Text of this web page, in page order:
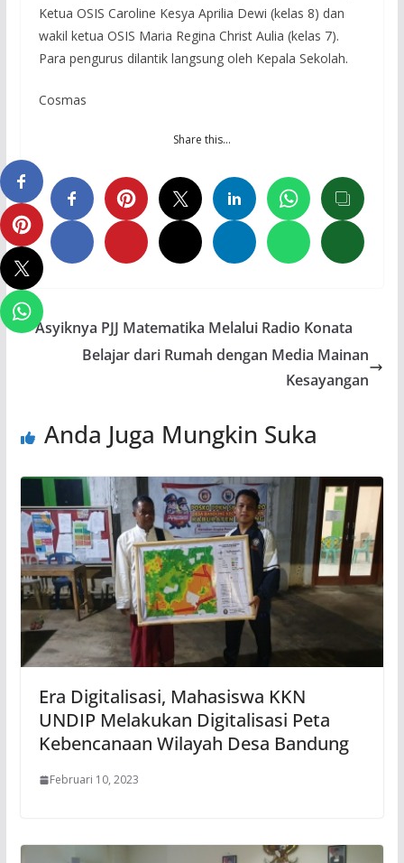
Ketua OSIS Caroline Kesya Aprilia Dewi (kelas 8) dan
wakil ketua OSIS Maria Regina Christ Aulia (kelas 7).
Para pengurus dilantik langsung oleh Kepala Sekolah.
Cosmas
Share this…
Asyiknya PJJ Matematika Melalui Radio Konata
Belajar dari Rumah dengan Media Mainan
Kesayangan
Anda Juga Mungkin Suka
Era Digitalisasi, Mahasiswa KKN
UNDIP Melakukan Digitalisasi Peta
Kebencanaan Wilayah Desa Bandung
Februari 10, 2023